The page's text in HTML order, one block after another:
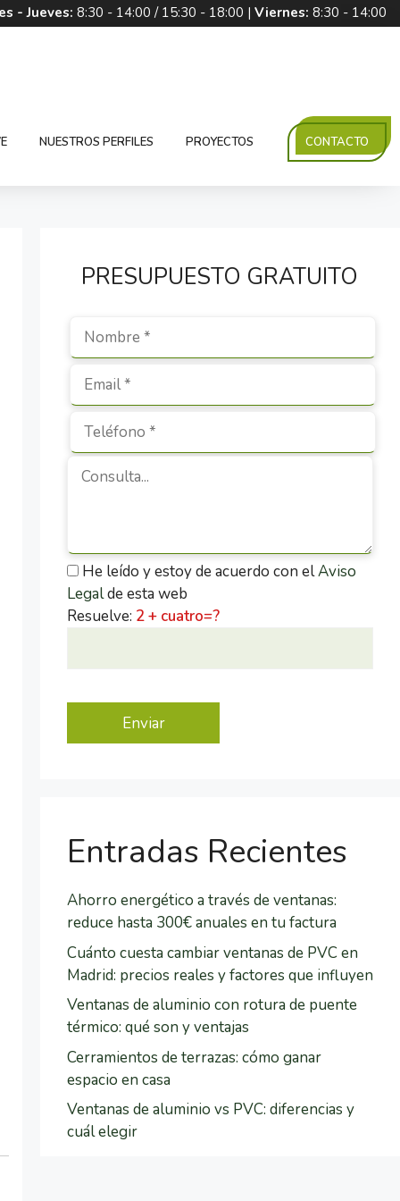
- Jueves: 8:30 - 14:00 / 15:30 - 18:00 | Viernes: 8:30 - 14:00
NUESTROS PERFILES PROYECTOS CONTACTO
PRESUPUESTO GRATUITO
He leído y estoy de acuerdo con elAviso
Legalde esta web
Resuelve: 2 + cuatro=?
r
,
d
a
e
s
t
e
c
a
m
p
Entradas Recientes
Ahorro energético a través de ventanas:
reduce hasta 300€ anuales en tu factura
Cuánto cuesta cambiar ventanas de PVC en
Madrid: precios reales y factores que influyen
Ventanas de aluminio con rotura de puente
térmico: qué son y ventajas
Cerramientos de terrazas: cómo ganar
espacio en casa
Ventanas de aluminio vs PVC: diferencias y
cuál elegir